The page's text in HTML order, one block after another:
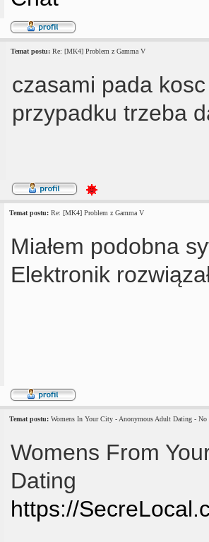
Temat postu: Re: [MK4] Problem z Gamma V
czasami pada
przypadku trzeba
Temat postu: Re: [MK4] Problem z Gamma V
Miałem podobna
Elektronik
Temat postu: Womens In Your City - Anonymous Adult Dating - No
Womens From
Dating
https://